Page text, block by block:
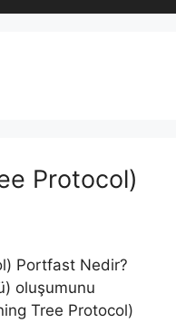
Protocol)
Portfast Nedir?
oluşumunu
Tree Protocol)